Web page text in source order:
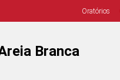
Oratórios
Branca